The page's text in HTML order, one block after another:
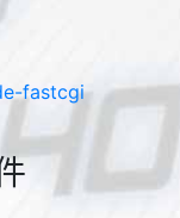
fastcgi